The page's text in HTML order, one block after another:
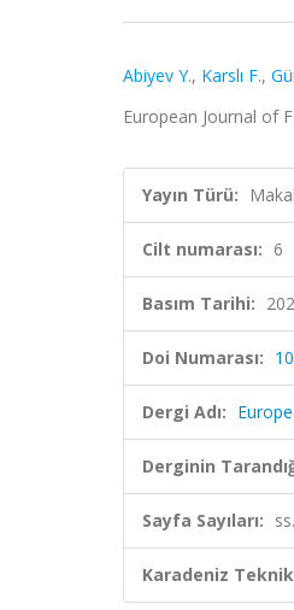
Abiyev Y., Karslı F.,
European Journal of
Yayın Türü:
Cilt numarası: 6
Basım Tarihi:
Doi Numarası:
Dergi Adı:
Derginin
Sayfa Sayıları:
Karadeniz